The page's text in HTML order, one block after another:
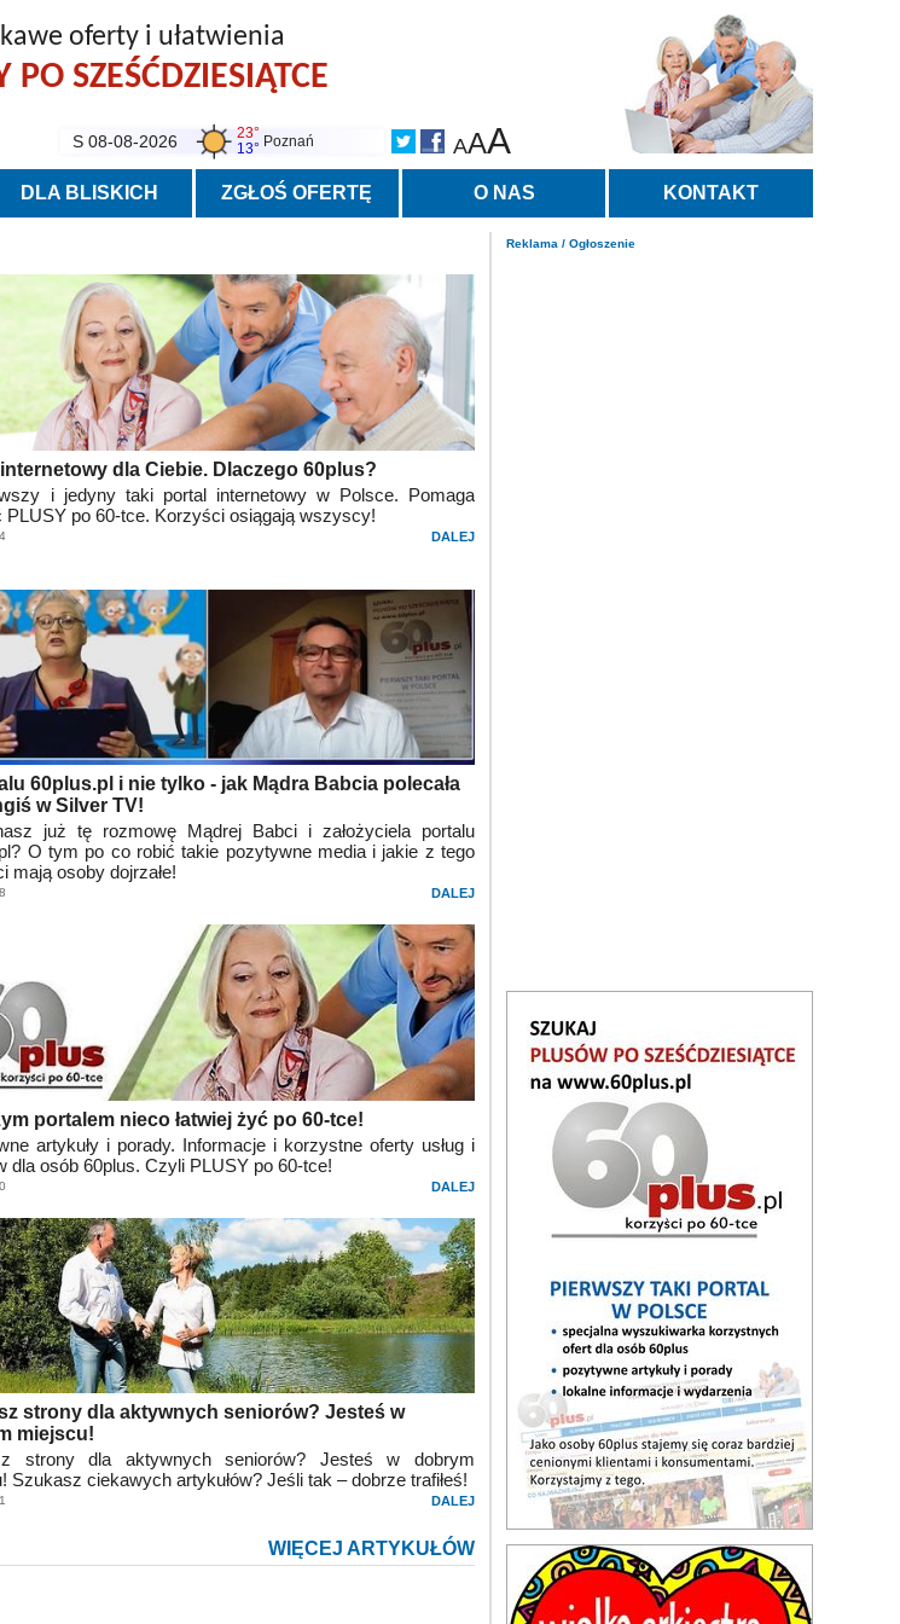
oferty i ułatwienia
PO SZEŚĆDZIESIĄTCE
AAA
S 08-08-2026
23°
13° Poznań
DLA BLISKICH ZGŁOŚ OFERTĘ O NAS KONTAKT
Reklama / Ogłoszenie
dla Ciebie. Dlaczego 60plus?
i jedyny taki portal internetowy w Polsce. Pomaga
PLUSY po 60-tce. Korzyści osiągają wszyscy!
DALEJ
60plus.pl i nie tylko - jak Mądra Babcia polecała
w Silver TV!
już tę rozmowę Mądrej Babci i założyciela portalu
O tym po co robić takie pozytywne media i jakie z tego
mają osoby dojrzałe!
DALEJ
portalem nieco łatwiej żyć po 60-tce!
artykuły i porady. Informacje i korzystne oferty usług i
dla osób 60plus. Czyli PLUSY po 60-tce!
DALEJ
strony dla aktywnych seniorów? Jesteś w
miejscu!
strony dla aktywnych seniorów? Jesteś w dobrym
Szukasz ciekawych artykułów? Jeśli tak – dobrze trafiłeś!
DALEJ
WIĘCEJ ARTYKUŁÓW